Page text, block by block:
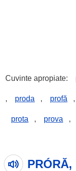
Cuvinte apropiate:
, proda , profă ,
prota , prova ,
PRÓRĂ,